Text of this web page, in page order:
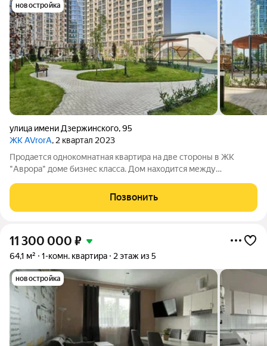
новостройка
улица имени Дзержинского,95
ЖК AVrorA, 2 квартал 2023
Продается однокомнатная квартира на две стороны в ЖК
"Аврора" доме бизнес класса. Дом находится между
зданиями пропитанными вековой историей, театрами,
музеями, парками, ресторанами и комфортными
Позвонить
11 300 000 ₽
64,1 м² 1-комн. квартира 2 этаж из 5
новостройка